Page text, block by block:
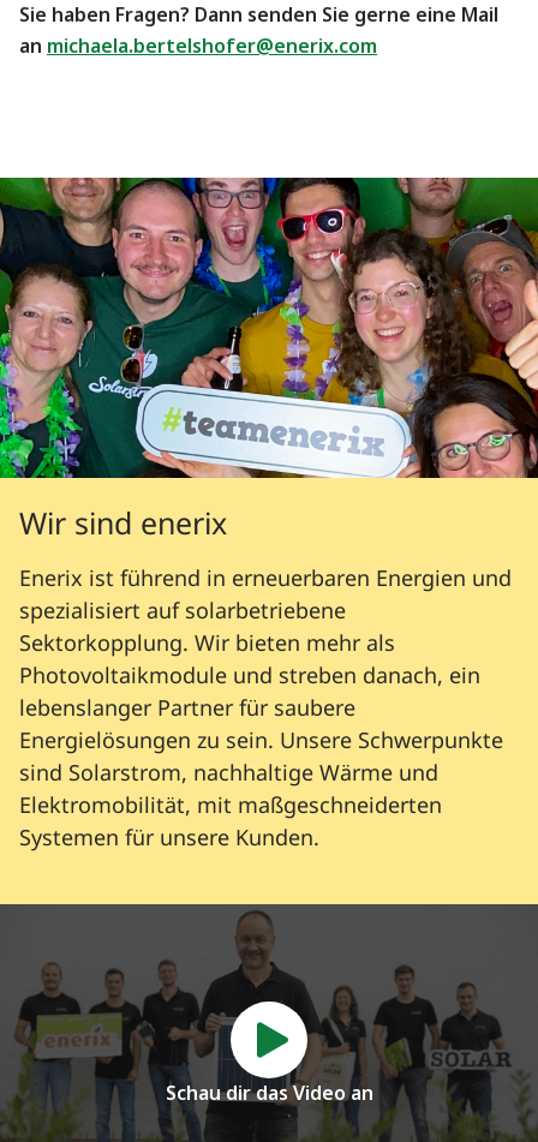
Sie haben Fragen? Dann senden Sie gerne eine Mail
an michaela.bertelshofer@enerix.com
Wir sind enerix
Enerix ist führend in erneuerbaren Energien und
spezialisiert auf solarbetriebene
Sektorkopplung. Wir bieten mehr als
Photovoltaikmodule und streben danach, ein
lebenslanger Partner für saubere
Energielösungen zu sein. Unsere Schwerpunkte
sind Solarstrom, nachhaltige Wärme und
Elektromobilität, mit maßgeschneiderten
Systemen für unsere Kunden.
Schau dir das Video an